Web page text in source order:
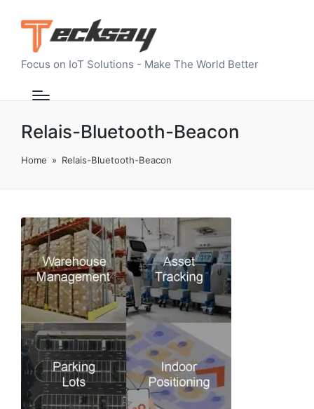
Focus on IoT Solutions - Make The World Better
Relais-Bluetooth-Beacon
Home » Relais-Bluetooth-Beacon